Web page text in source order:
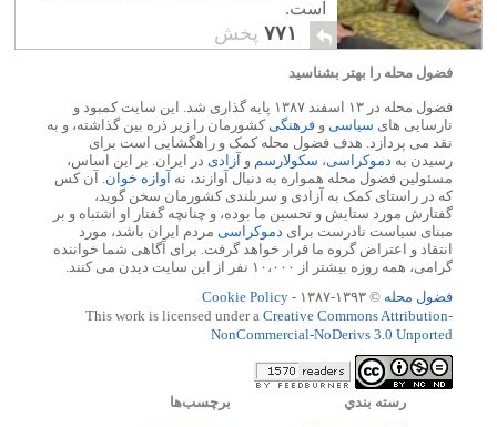
است.
۷۷۱ پخش
فضول محله را بهتر بشناسید
فضول محله در ۱۳ اسفند ۱۳۸۷ پایه گذاری شد. این سایت کمبود و
نارسایی های سیاسی و فرهنگیکشورمان را زیر ذره بین گذاشته، و به
نقد می پردازد. هدف فضول محله کمک و راهگشایی است برای
رسیدن به دموکراسی، سکولارسم و آزادی در ایران. بر این اساس،
مسئولین فضول محله همواره به دنبال آوازند، نه آوازه خوان. آن کس
که در راستای کمک به آزادی و سربلندی کشورمان سخن گوید،
گفتارش مورد ستایش و تحسین ما بوده، و چنانچه گفتار او اشتباه و بر
مبنای سیاست نادرست برای دموکراسی مردم ایران باشد، مورد
انتقاد و اعتراض گروه ما قرار خواهد گرفت. برای آگاهی شما خواننده
گرامی، همه روزه بیشتر از ۱۰،۰۰۰ نفر از این سایت دیدن می کنند.
فضول محله © ۱۳۹۳-۱۳۸۷ -
Cookie Policy
This work is licensed under a Creative Commons Attribution-
NonCommercial-NoDerivs 3.0 Unported
رسته بندي برچسب‌ها